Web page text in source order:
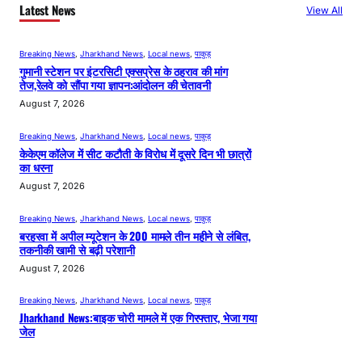
Latest News View All
Breaking News Jharkhand News Local news पाकुड़
गुमानी स्टेशन पर इंटरसिटी एक्सप्रेस के ठहराव की मांग
तेज,रेलवे को सौंपा गया ज्ञापन:आंदोलन की चेतावनी
August 7, 2026
Breaking News Jharkhand News Local news पाकुड़
केकेएम कॉलेज में सीट कटौती के विरोध में दूसरे दिन भी छात्रों
का धरना
August 7, 2026
Breaking News Jharkhand News Local news पाकुड़
बरहरवा में अपील म्यूटेशन के 200 मामले तीन महीने से लंबित,
तकनीकी खामी से बढ़ी परेशानी
August 7, 2026
Breaking News, Jharkhand News, Local news, पाकुड़
Jharkhand News:बाइक चोरी मामले में एक गिरफ्तार, भेजा गया
जेल